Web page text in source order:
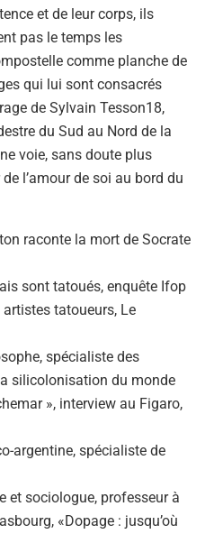
et de leur corps, ils
pas le temps les
comme planche de
qui lui sont consacrés
de Sylvain Tesson18,
du Sud au Nord de la
voie, sans doute plus
l’amour de soi au bord du
raconte la mort de Socrate
sont tatoués, enquête Ifop
tatoueurs, Le
spécialiste des
silicolonisation du monde
», interview au Figaro,
argentine, spécialiste de
et sociologue, professeur à
«Dopage : jusqu’où